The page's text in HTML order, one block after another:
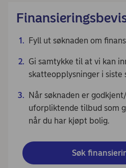
Fyll ut søknaden om
Gi samtykke til at vi kan
skatteopplysninger i siste
Når søknaden er
uforpliktende tilbud som
når du har kjøpt bolig.
Søk